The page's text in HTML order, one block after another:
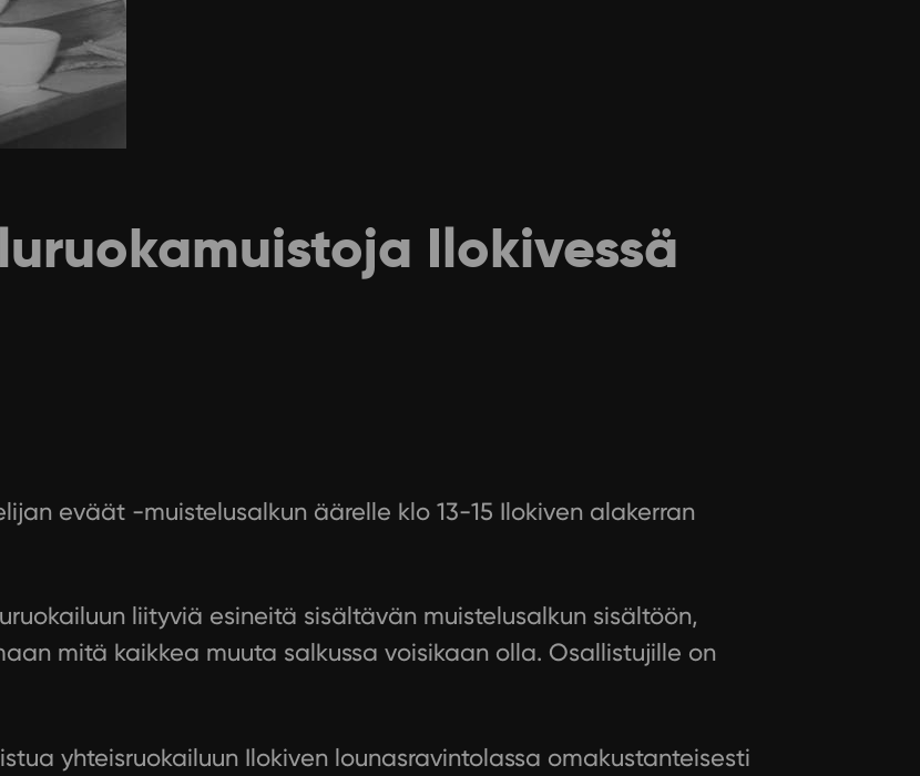
Ilokivessä
eväät -muistelusalkun äärelle klo 13-15 Ilokiven alakerran
liityviä esineitä sisältävän muistelusalkun sisältöön,
mitä kaikkea muuta salkussa voisikaan olla. Osallistujille on
yhteisruokailuun Ilokiven lounasravintolassa omakustanteisesti